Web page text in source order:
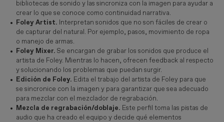
bibliotecas de sonido y las sincroniza con la imagen para ayudar a
crear lo que se conoce como continuidad narrativa.
Foley Artist. Interpretan sonidos que no son fáciles de crear o
de capturar del natural. Por ejemplo, pasos, movimiento de ropa
o manejo de armas.
Foley Mixer. Se encargan de grabar los sonidos que produce el
artista de Foley. Mientras lo hacen, ofrecen feedback al respecto
y solucionando los problemas que puedan surgir.
Edición de Foley. Edita el trabajo del artista de Foley para que
se sincronice con la imagen y para garantizar que sea adecuado
para mezclar con el mezclador de regrabación.
Mezcla de regrabación/doblaje. Este perfil toma las pistas de
audio que ha creado el equipo y decide qué elementos